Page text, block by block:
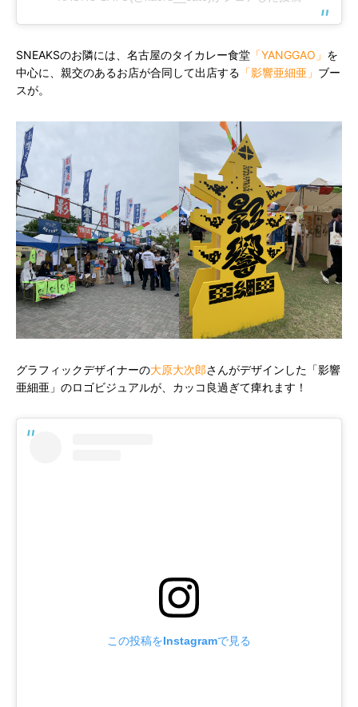
SNEAKSのお隣には、名古屋のタイカレー食堂 「YANGGAO」 を
中心に、親交のあるお店が合同して出店する 「影響亜細亜」 ブー
スが。
グラフィックデザイナーの大原大次郎さんがデザインした「影響
亜細亜」のロゴビジュアルが、カッコ良過ぎて痺れます！
この投稿をInstagramで見る